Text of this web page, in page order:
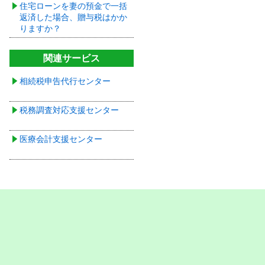
住宅ローンを妻の預金で一括
返済した場合、贈与税はかか
りますか？
関連サービス
相続税申告代行センター
税務調査対応支援センター
医療会計支援センター